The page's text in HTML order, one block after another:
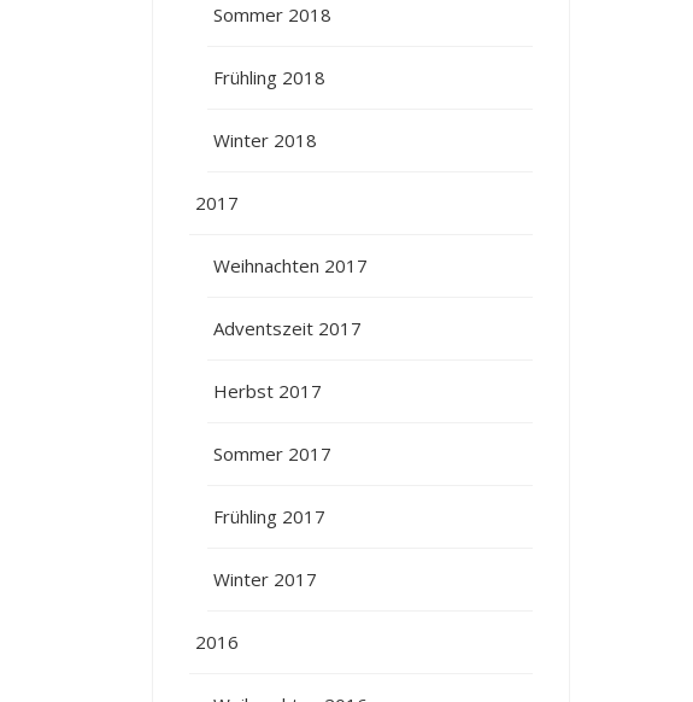
Sommer 2018
Frühling 2018
Winter 2018
2017
Weihnachten 2017
Adventszeit 2017
Herbst 2017
Sommer 2017
Frühling 2017
Winter 2017
2016